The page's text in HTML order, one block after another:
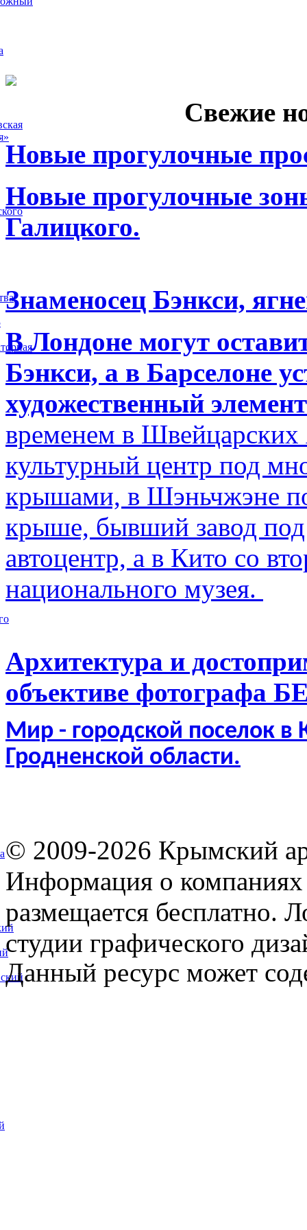
Свежие
Новые прогулочные
Новые прогулочные
Галицкого.
Знаменосец Бэнкси,
В Лондоне могут
Бэнкси, а в Барселоне
художественный
временем в Швейцарских
культурный центр под
крышами, в Шэньчжэне
крыше, бывший завод
автоцентр, а в Кито со
национального музея.
Архитектура и
объективе фотографа
Мир - городской поселок в
Гродненской области.
© 2009-2026 Крымский
Информация о компаниях
размещается бесплатно.
студии графического
Данный ресурс может